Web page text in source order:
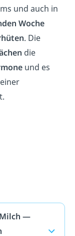
und auch in
Woche
. Die
die
und es
—